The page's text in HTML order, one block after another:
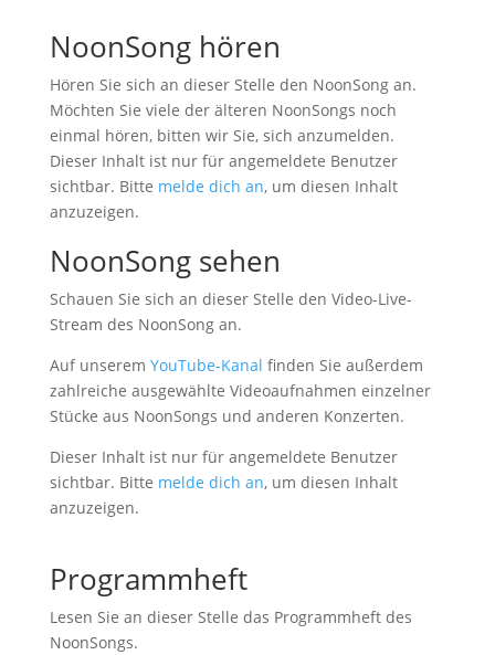
NoonSong hören
Hören Sie sich an dieser Stelle den NoonSong an.
Möchten Sie viele der älteren NoonSongs noch
einmal hören, bitten wir Sie, sich anzumelden.
Dieser Inhalt ist nur für angemeldete Benutzer
sichtbar. Bitte melde dich an, um diesen Inhalt
anzuzeigen.
NoonSong sehen
Schauen Sie sich an dieser Stelle den Video-Live-
Stream des NoonSong an.
Auf unserem YouTube-Kanal finden Sie außerdem
zahlreiche ausgewählte Videoaufnahmen einzelner
Stücke aus NoonSongs und anderen Konzerten.
Dieser Inhalt ist nur für angemeldete Benutzer
sichtbar. Bitte melde dich an, um diesen Inhalt
anzuzeigen.
Programmheft
Lesen Sie an dieser Stelle das Programmheft des
NoonSongs.